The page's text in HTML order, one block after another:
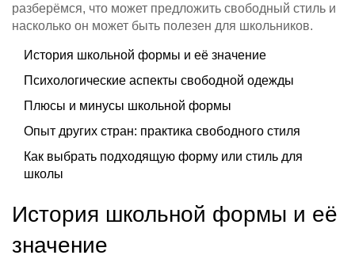
разберёмся, что может предложить свободный стиль и
насколько он может быть полезен для школьников.
История школьной формы и её значение
Психологические аспекты свободной одежды
Плюсы и минусы школьной формы
Опыт других стран: практика свободного стиля
Как выбрать подходящую форму или стиль для
школы
История школьной формы и её
значение